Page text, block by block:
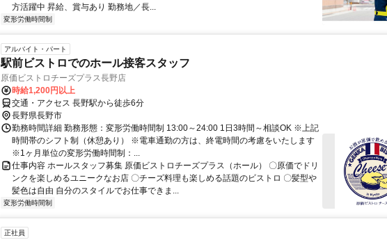
方活躍中 昇給、賞与あり 勤務地／長...
変形労働時間制
アルバイト・パート
駅前ビストロでのホール接客スタッフ
原価ビストロチーズプラス長野店
時給1,200円以上
交通・アクセス 長野駅から徒歩6分
長野県長野市
勤務時間詳細 勤務形態：変形労働時間制 13:00～24:00 1日3時間～相談OK ※上記
時間帯のシフト制（休憩あり） ※電車通勤の方は、終電時間の考慮をいたします
※1ヶ月単位の変形労働時間制：...
仕事内容 ホールスタッフ募集 原価ビストロチーズプラス（ホール） 〇原価でドリ
ンクを楽しめるユニークなお店 〇チーズ料理も楽しめる話題のビストロ 〇髪型や
髪色は自由 自分のスタイルでお仕事できま...
変形労働時間制
正社員